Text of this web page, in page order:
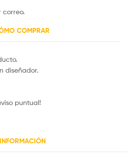
correo.
COMPRAR
diseñador.
puntual!
INFORMACIÓN